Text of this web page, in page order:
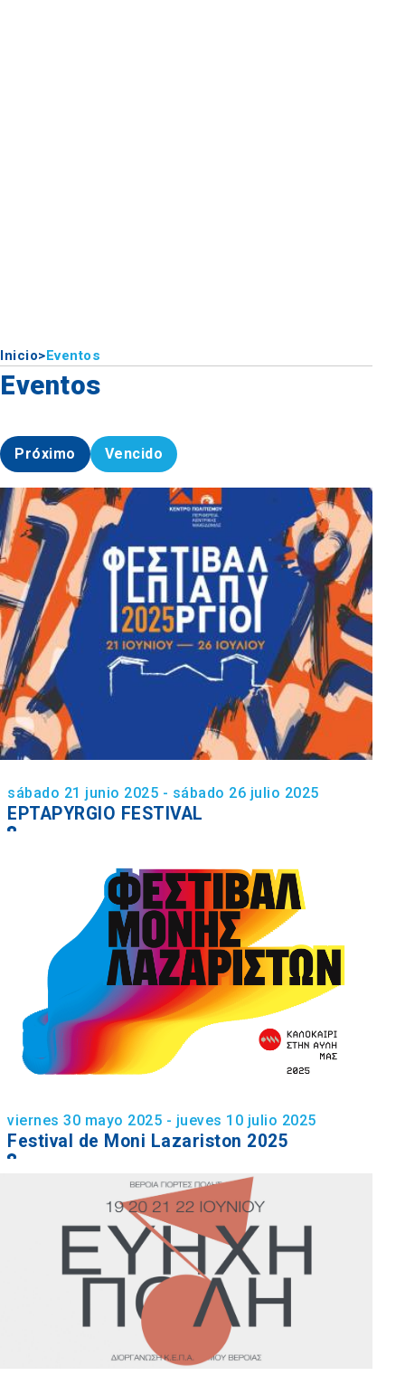
Inicio>Eventos
Eventos
Próximo Vencido
sábado 21 junio 2025 - sábado 26 julio 2025
EPTAPYRGIO FESTIVAL
viernes 30 mayo 2025 - jueves 10 julio 2025
Festival de Moni Lazariston 2025